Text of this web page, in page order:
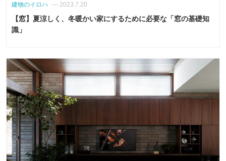
建物のイロハ — 2023.7.20
【窓】夏涼しく、冬暖かい家にするために必要な「窓の基礎知
識」